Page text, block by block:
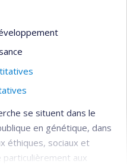
d’une plateforme
et les échanges
les ressources humaines,
dans la
se situent dans le
en génétique, dans
éthiques, sociaux et
particulièrement aux